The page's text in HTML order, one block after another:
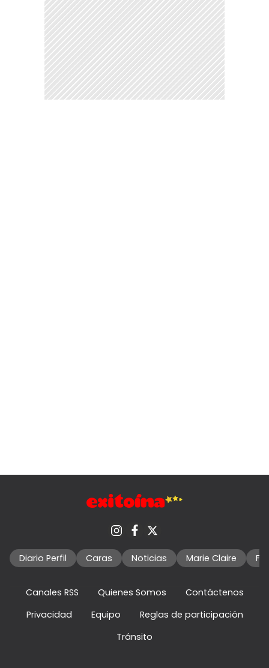
Diario Perfil Caras Noticias Marie Claire
Canales RSS Quienes Somos
Contáctenos
Privacidad
Equipo
Reglas de participación
Tránsito